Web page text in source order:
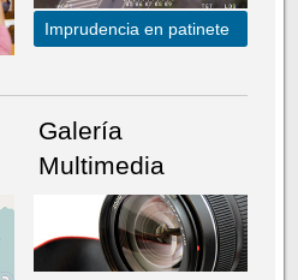
Imprudencia en patinete
Galería
Multimedia